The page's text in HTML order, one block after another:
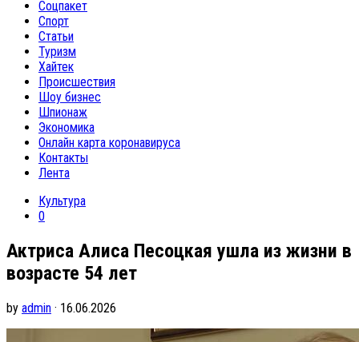
Соцпакет
Спорт
Статьи
Туризм
Хайтек
Происшествия
Шоу бизнес
Шпионаж
Экономика
Онлайн карта коронавируса
Контакты
Лента
Культура
0
Актриса Алиса Песоцкая ушла из жизни в
возрасте 54 лет
by admin · 16.06.2026